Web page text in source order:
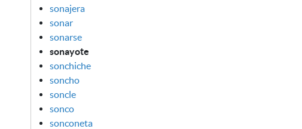
sonajera
sonar
sonarse
sonayote
sonchiche
soncho
soncle
sonco
sonconeta